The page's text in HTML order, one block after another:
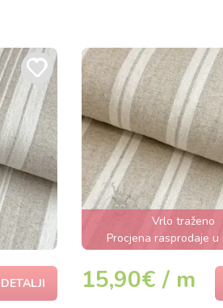
DETALJI
Vrlo traženo
Procjena rasprodaje u
nekoliko sati
15,90€ / m